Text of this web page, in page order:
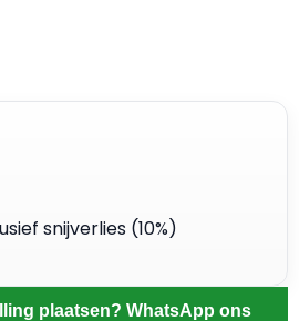
snijverlies (10%)
plaatsen? WhatsApp ons